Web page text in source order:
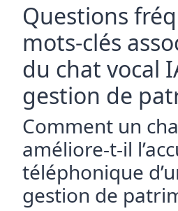
Questions
mots-clés
du chat vocal
gestion de
Comment un
améliore-t-il
téléphonique
gestion de